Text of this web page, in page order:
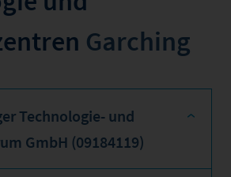
Garching
Technologie- und
GmbH (09184119)